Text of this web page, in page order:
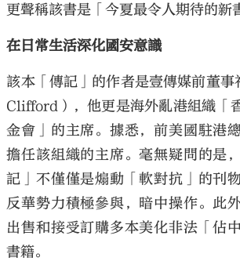
更聲稱該書是「今夏最令人期待的新
在日常生活深化國安意識
該本「傳記」的作者是壹傳媒前董
Clifford），他更是海外亂港組織「
金會」的主席。據悉，前美國駐港
擔任該組織的主席。毫無疑問的是
記」不僅僅是煽動「軟對抗」的刊
反華勢力積極參與，暗中操作。此
出售和接受訂購多本美化非法「佔
書籍。